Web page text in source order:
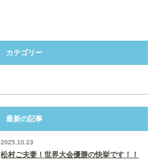
カテゴリー
最新の記事
2025.10.23
松村ご夫妻！世界大会優勝の快挙です！！